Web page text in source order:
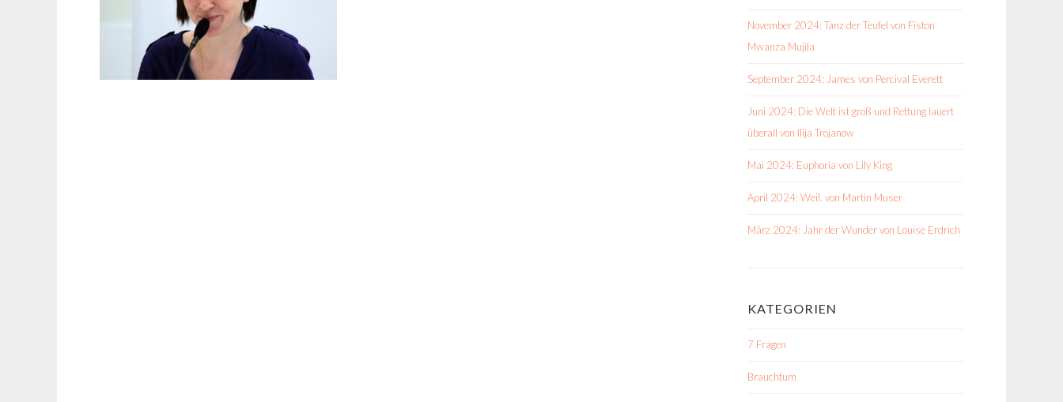
November 2024: Tanz der Teufel von Fiston
Mwanza Mujila
September 2024: James von Percival Everett
Juni 2024: Die Welt ist groß und Rettung lauert
überall von Ilija Trojanow
Mai 2024: Euphoria von Lily King
April 2024: Weil. von Martin Muser
März 2024: Jahr der Wunder von Louise Erdrich
KATEGORIEN
7 Fragen
Brauchtum